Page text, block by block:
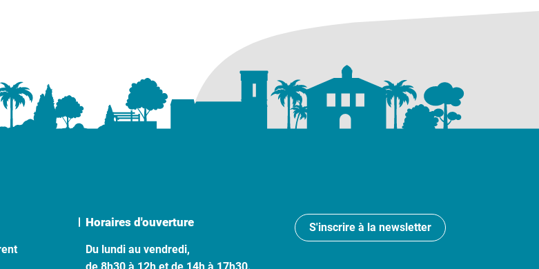
Horaires d'ouverture
Du lundi au vendredi,
S'inscrire à la newsletter